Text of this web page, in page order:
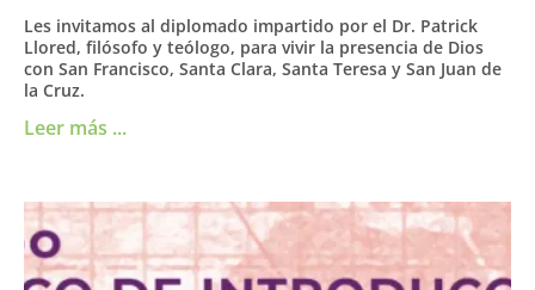
Les invitamos al diplomado impartido por el Dr. Patrick
Llored, filósofo y teólogo, para vivir la presencia de Dios
con San Francisco, Santa Clara, Santa Teresa y San Juan de
la Cruz.
Leer más ...